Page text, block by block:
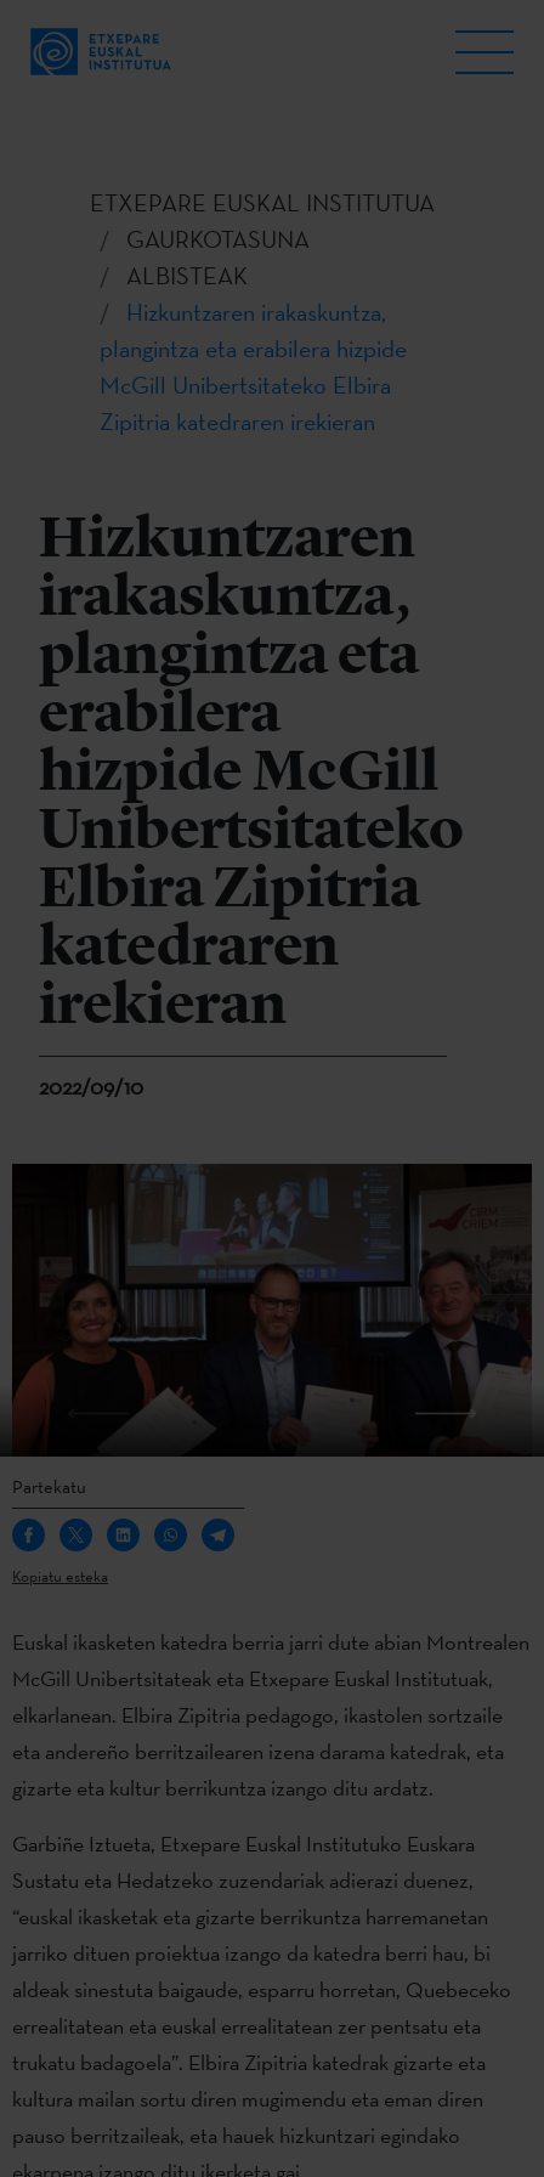
ETXEPARE EUSKAL INSTITUTUA
GAURKOTASUNA
ALBISTEAK
Hizkuntzaren irakaskuntza,
plangintza eta erabilera hizpide
McGill Unibertsitateko Elbira
Zipitria katedraren irekieran
Hizkuntzaren
irakaskuntza,
plangintza eta
erabilera
hizpide McGill
Unibertsitateko
Elbira Zipitria
katedraren
irekieran
2022/09/10
Partekatu
Kopiatu esteka
Euskal ikasketen katedra berria jarri dute abian Montrealen
McGill Unibertsitateak eta Etxepare Euskal Institutuak,
elkarlanean. Elbira Zipitria pedagogo, ikastolen sortzaile
eta andereño berritzailearen izena darama katedrak, eta
gizarte eta kultur berrikuntza izango ditu ardatz.
Garbiñe Iztueta, Etxepare Euskal Institutuko Euskara
Sustatu eta Hedatzeko zuzendariak adierazi duenez,
“euskal ikasketak eta gizarte berrikuntza harremanetan
jarriko dituen proiektua izango da katedra berri hau, bi
aldeak sinestuta baigaude, esparru horretan, Quebeceko
errealitatean eta euskal errealitatean zer pentsatu eta
trukatu badagoela”. Elbira Zipitria katedrak gizarte eta
kultura mailan sortu diren mugimendu eta eman diren
pauso berritzaileak, eta hauek hizkuntzari egindako
ekarpena izango ditu ikerketa gai.